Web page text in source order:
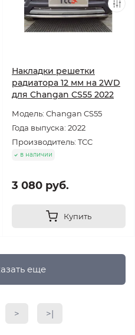
Накладки решетки
радиатора 12 мм на 2WD
для Changan CS55 2022
Модель: Changan CS55
Года выпуска: 2022
Производитель: TCC
в наличии
3 080 руб.
Купить
еще
> >|